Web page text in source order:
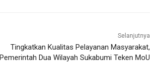
Selanjutnya
Tingkatkan Kualitas Pelayanan Masyarakat,
Pemerintah Dua Wilayah Sukabumi Teken MoU